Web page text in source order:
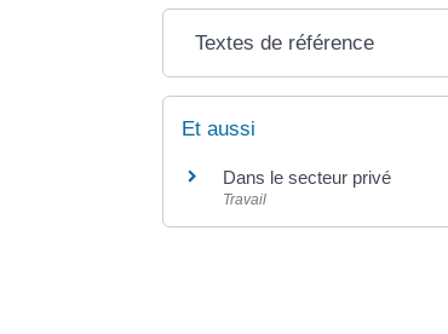
Textes de référence
Et aussi
Dans le secteur privé
Travail